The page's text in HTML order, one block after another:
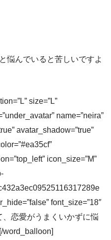
悩んでいると苦しいですよ
size=”L”
name=”neira”
avatar_shadow=”true”
icon_size=”M”
font_size=”18″
、恋愛がうまくいかずに悩
word_balloon]